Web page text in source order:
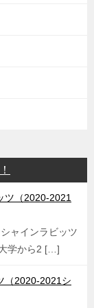
（2020-2021
ャインラビッツ
学から2 […]
（2020-2021シ